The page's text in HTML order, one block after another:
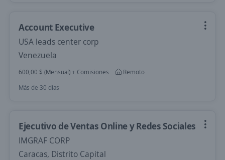
Account Executive
USA leads center corp
Venezuela
600,00 $ (Mensual) + Comisiones
Remoto
Más de 30 días
Ejecutivo de Ventas Online y Redes Sociales
IMGRAF CORP
Caracas, Distrito Capital